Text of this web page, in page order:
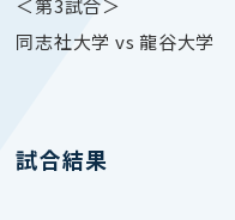
＜第3試合＞
同志社大学 vs 龍谷大学
試合結果